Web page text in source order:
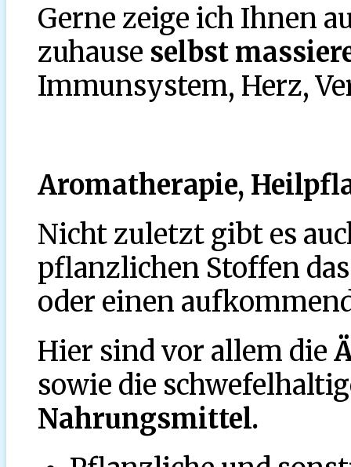
Gerne zeige ich Ihnen
zuhause selbst
Immunsystem, Herz,
Aromatherapie,
Nicht zuletzt gibt es
pflanzlichen Stoffen
oder einen
Hier sind vor allem die
sowie die
Nahrungsmittel.